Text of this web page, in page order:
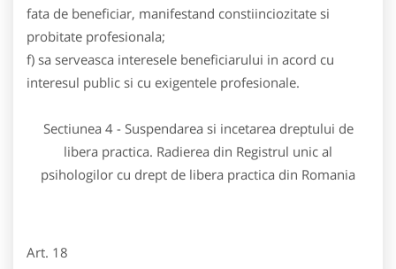
fata de beneficiar, manifestand constiinciozitate si
probitate profesionala;
f) sa serveasca interesele beneficiarului in acord cu
interesul public si cu exigentele profesionale.
Sectiunea 4 - Suspendarea si incetarea dreptului de
libera practica. Radierea din Registrul unic al
psihologilor cu drept de libera practica din Romania
Art. 18